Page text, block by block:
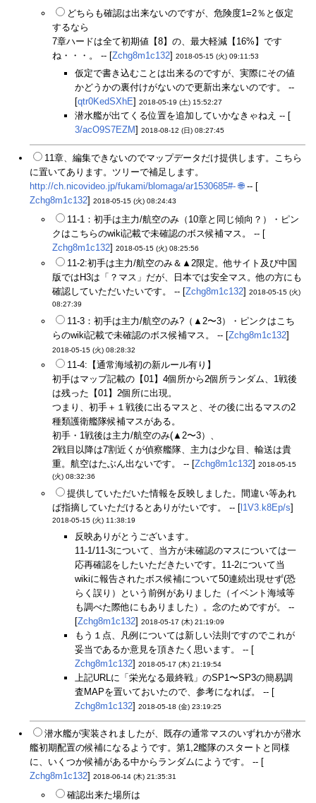
どちらも確認は出来ないのですが、危険度1=2％と仮定
するなら
7章ハードは全て初期値【8】の、最大軽減【16%】です
ね・・・。 -- [Zchg8m1c132] 2018-05-15 (火) 09:11:53
仮定で書き込むことは出来るのですが、実際にその値
かどうかの裏付けがないので更新出来ないのです。 --
[qtr0KedSXhE] 2018-05-19 (土) 15:52:27
潜水艦が出てくる位置を追加していかなきゃねえ -- [
3/acO9S7EZM] 2018-08-12 (日) 08:27:45
11章、編集できないのでマップデータだけ提供します。こちら
に置いてあります。ツリーで補足します。
http://ch.nicovideo.jp/fukami/blomaga/ar1530685#- 🌐-- [
Zchg8m1c132] 2018-05-15 (火) 08:24:43
11-1：初手は主力/航空のみ（10章と同じ傾向？）・ピン
クはこちらのwiki記載で未確認のボス候補マス。 -- [
Zchg8m1c132] 2018-05-15 (火) 08:25:56
11-2:初手は主力/航空のみ＆▲2限定。他サイト及び中国
版ではH3は「？マス」だが、日本では安全マス。他の方にも
確認していただいたいです。 -- [Zchg8m1c132] 2018-05-15 (火)
08:27:39
11-3：初手は主力/航空のみ?（▲2〜3）・ピンクはこち
らのwiki記載で未確認のボス候補マス。 -- [Zchg8m1c132]
2018-05-15 (火) 08:28:32
11-4:【通常海域初の新ルール有り】
初手はマップ記載の【01】4個所から2個所ランダム、1戦後
は残った【01】2個所に出現。
つまり、初手＋１戦後に出るマスと、その後に出るマスの2
種類護衛艦隊候補マスがある。
初手・1戦後は主力/航空のみ(▲2〜3）、
2戦目以降は7割近くが偵察艦隊、主力は少な目、輸送は貴
重。航空はたぶん出ないです。 -- [Zchg8m1c132] 2018-05-15
(火) 08:32:36
提供していただいた情報を反映しました。間違い等あれ
ば指摘していただけるとありがたいです。 -- [l1V3.k8Ep/s]
2018-05-15 (火) 11:38:19
反映ありがとうございます。
11-1/11-3について、当方が未確認のマスについては一
応再確認をしたいただきたいです。11-2について当
wikiに報告されたボス候補について50連続出現せず(恐
らく誤り）という前例がありました（イベント海域等
も調べた際他にもありました）。念のためですが。 --
[Zchg8m1c132] 2018-05-17 (木) 21:19:09
もう１点、凡例については新しい法則ですのでこれが
妥当であるか意見を頂きたく思います。 -- [
Zchg8m1c132] 2018-05-17 (木) 21:19:54
上記URLに「栄光なる最終戦」のSP1〜SP3の簡易調
査MAPを置いておいたので、参考になれば。 -- [
Zchg8m1c132] 2018-05-18 (金) 23:19:25
潜水艦が実装されましたが、既存の通常マスのいずれかが潜水
艦初期配置の候補になるようです。第1,2艦隊のスタートと同様
に、いくつか候補がある中からランダムにようです。 -- [
Zchg8m1c132] 2018-06-14 (木) 21:35:31
確認出来た場所は